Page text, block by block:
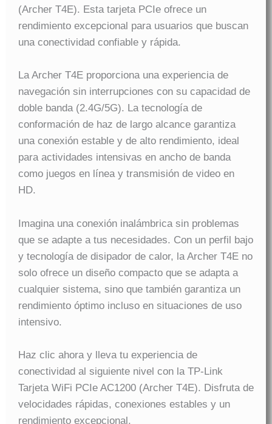
(Archer T4E). Esta tarjeta PCIe ofrece un
rendimiento excepcional para usuarios que buscan
una conectividad confiable y rápida.
La Archer T4E proporciona una experiencia de
navegación sin interrupciones con su capacidad de
doble banda (2.4G/5G). La tecnología de
conformación de haz de largo alcance garantiza
una conexión estable y de alto rendimiento, ideal
para actividades intensivas en ancho de banda
como juegos en línea y transmisión de video en
HD.
Imagina una conexión inalámbrica sin problemas
que se adapte a tus necesidades. Con un perfil bajo
y tecnología de disipador de calor, la Archer T4E no
solo ofrece un diseño compacto que se adapta a
cualquier sistema, sino que también garantiza un
rendimiento óptimo incluso en situaciones de uso
intensivo.
Haz clic ahora y lleva tu experiencia de
conectividad al siguiente nivel con la TP-Link
Tarjeta WiFi PCIe AC1200 (Archer T4E). Disfruta de
velocidades rápidas, conexiones estables y un
rendimiento excepcional.